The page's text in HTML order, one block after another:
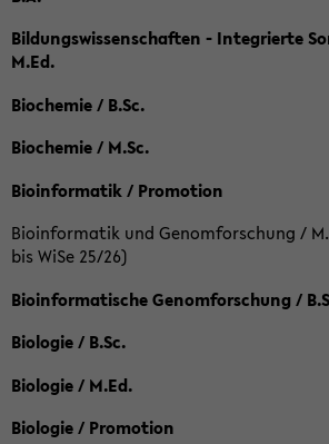
Bildungswissenschaften - Integrierte
M.Ed.
Biochemie / B.Sc.
Biochemie / M.Sc.
Bioinformatik / Promotion
Bioinformatik und Genomforschung /
bis WiSe 25/26)
Bioinformatische Genomforschung /
Biologie / B.Sc.
Biologie / M.Ed.
Biologie / Promotion